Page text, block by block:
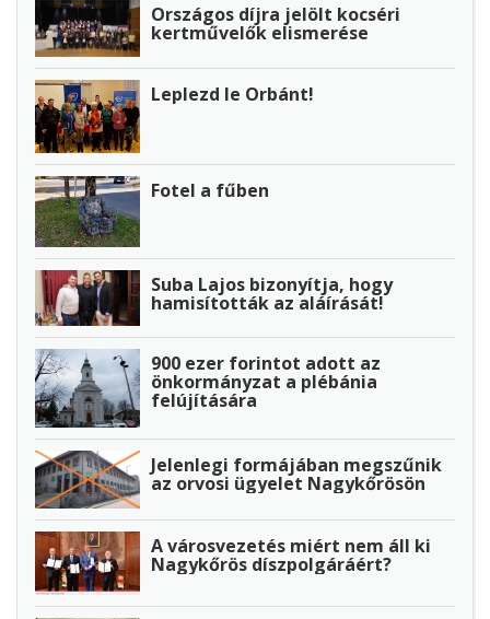
Országos díjra jelölt kocséri
kertművelők elismerése
Leplezd le Orbánt!
Fotel a fűben
Suba Lajos bizonyítja, hogy
hamisították az aláírását!
900 ezer forintot adott az
önkormányzat a plébánia
felújítására
Jelenlegi formájában megszűnik
az orvosi ügyelet Nagykőrösön
A városvezetés miért nem áll ki
Nagykőrös díszpolgáráért?